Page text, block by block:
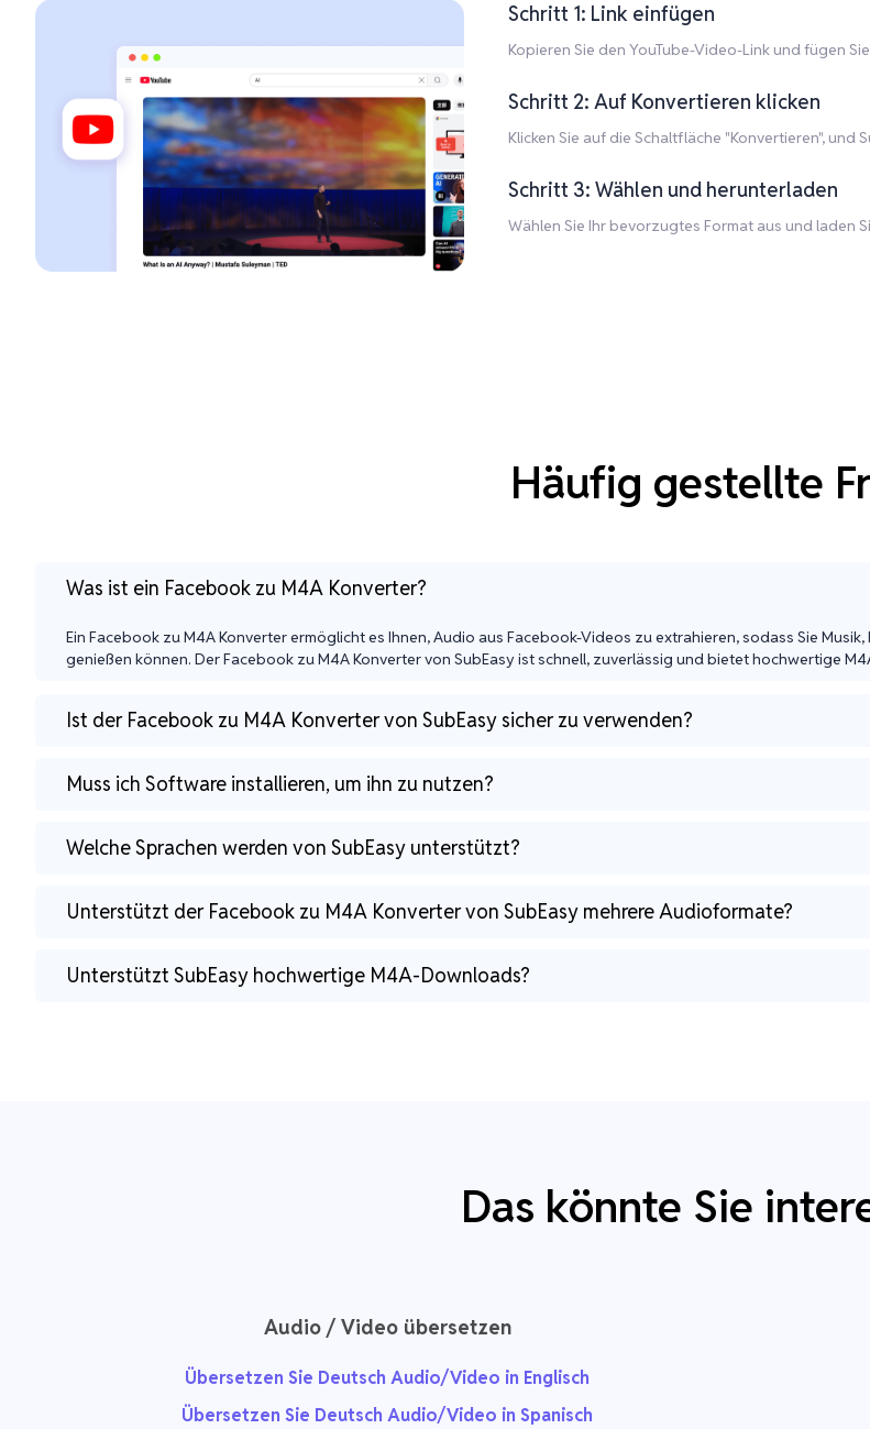
Schritt 1: Link einfügen
Kopieren Sie den YouTube-Video-Link und fügen
Schritt 2: Auf Konvertieren klicken
Klicken Sie auf die Schaltfläche "Konvertieren",
Schritt 3: Wählen und herunterladen
Wählen Sie Ihr bevorzugtes Format aus und laden
Häufig gestellte
Was ist ein Facebook zu M4A Konverter?
Ein Facebook zu M4A Konverter ermöglicht es Ihnen, Audio aus Facebook-Videos zu extrahieren, sodass Sie
genießen können. Der Facebook zu M4A Konverter von SubEasy ist schnell, zuverlässig und bietet hochwertige
Ist der Facebook zu M4A Konverter von SubEasy sicher zu verwenden?
Muss ich Software installieren, um ihn zu nutzen?
Welche Sprachen werden von SubEasy unterstützt?
Unterstützt der Facebook zu M4A Konverter von SubEasy mehrere Audioformate?
Unterstützt SubEasy hochwertige M4A-Downloads?
Das könnte Sie
Audio / Video übersetzen
Übersetzen Sie Deutsch Audio/Video in Englisch
Übersetzen Sie Deutsch Audio/Video in Spanisch